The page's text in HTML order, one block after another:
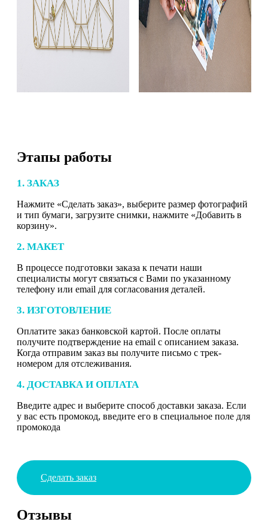
Этапы работы
1. ЗАКАЗ
Нажмите «Сделать заказ», выберите размер фотографий
и тип бумаги, загрузите снимки, нажмите «Добавить в
корзину».
2. МАКЕТ
В процессе подготовки заказа к печати наши
специалисты могут связаться с Вами по указанному
телефону или email для согласования деталей.
3. ИЗГОТОВЛЕНИЕ
Оплатите заказ банковской картой. После оплаты
получите подтверждение на email с описанием заказа.
Когда отправим заказ вы получите письмо с трек-
номером для отслеживания.
4. ДОСТАВКА И ОПЛАТА
Введите адрес и выберите способ доставки заказа. Если
у вас есть промокод, введите его в специальное поле для
промокода
Сделать заказ
Отзывы